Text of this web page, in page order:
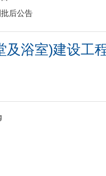
后公告
及浴室)建设工